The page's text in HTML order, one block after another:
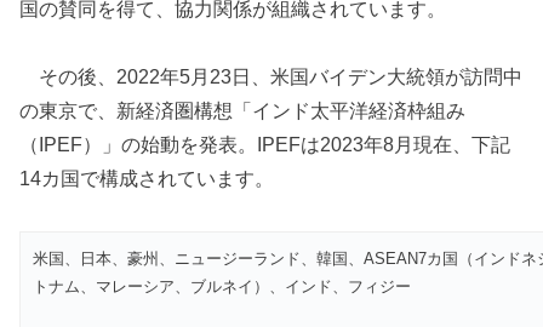
国の賛同を得て、協力関係が組織されています。
その後、2022年5月23日、米国バイデン大統領が訪問中
の東京で、新経済圏構想「インド太平洋経済枠組み
（IPEF）」の始動を発表。IPEFは2023年8月現在、下記
14カ国で構成されています。
米国、日本、豪州、ニュージーランド、韓国、ASEAN7カ国（インド
トナム、マレーシア、ブルネイ）、インド、フィジー